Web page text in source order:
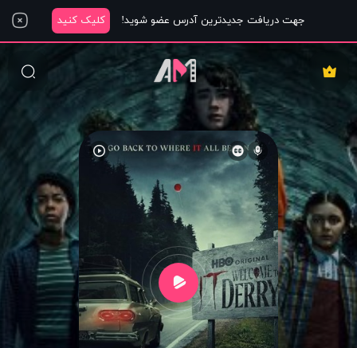
جهت دریافت جدیدترین آدرس عضو شوید! کلیک کنید